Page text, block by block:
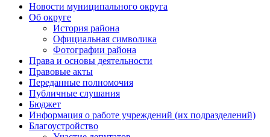
Новости муниципального округа
Об округе
История района
Официальная символика
Фотографии района
Права и основы деятельности
Правовые акты
Переданные полномочия
Публичные слушания
Бюджет
Информация о работе учреждений (их подразделений)
Благоустройство